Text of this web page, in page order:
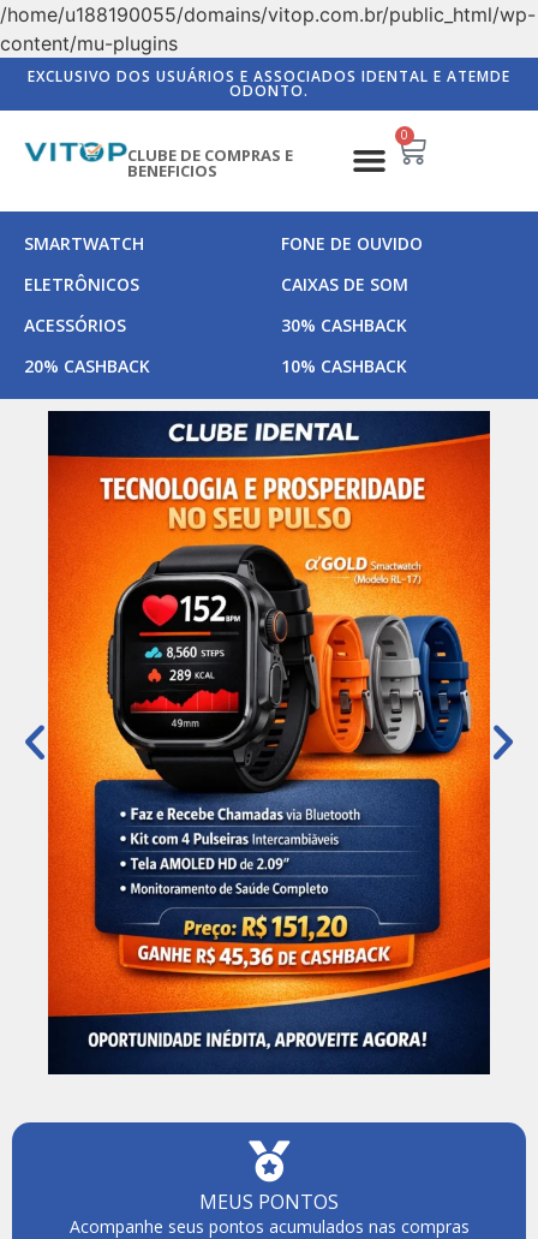
/home/u188190055/domains/vitop.com.br/public_html/wp-
content/mu-plugins
EXCLUSIVO DOS USUÁRIOS E ASSOCIADOS IDENTAL E ATEMDE
ODONTO.
CLUBE DE COMPRAS E
BENEFICIOS
0
SMARTWATCH
FONE DE OUVIDO
ELETRÔNICOS
CAIXAS DE SOM
ACESSÓRIOS
30% CASHBACK
20% CASHBACK
10% CASHBACK
MEUS PONTOS
Acompanhe seus pontos acumulados nas compras